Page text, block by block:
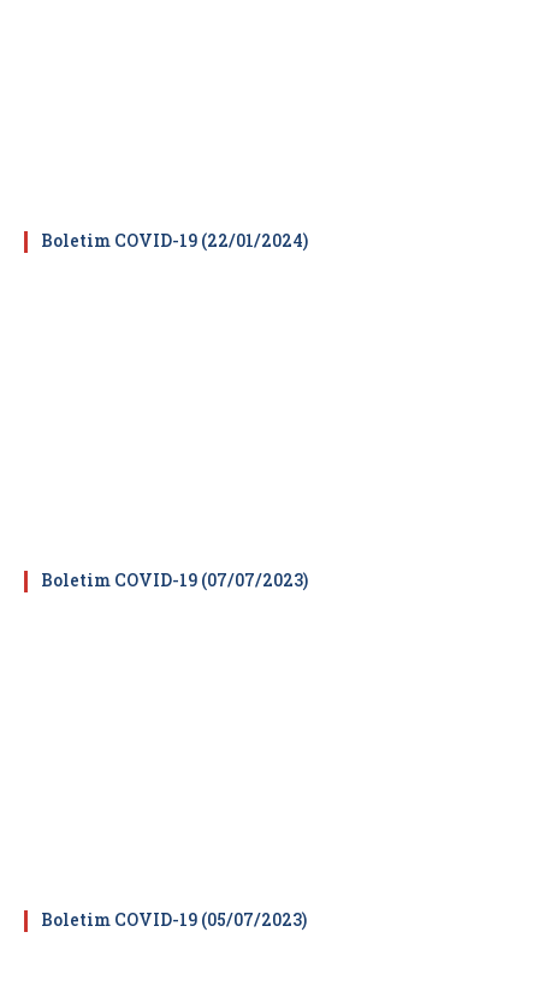
Boletim COVID-19 (22/01/2024)
Boletim COVID-19 (07/07/2023)
Boletim COVID-19 (05/07/2023)